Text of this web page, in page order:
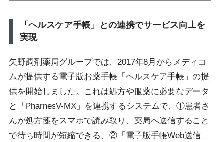
「ヘルスケア手帳」との連携でサービス向上を
実現
矢野調剤薬局グループでは、2017年8月からメディコ
ムが提供する電子版お薬手帳「ヘルスケア手帳」の提
供を開始しました。これは処方や服薬に必要なデータ
と「PharnesV-MX」を連携するシステムで、①患者さ
んが処方箋をスマホで読み取り、薬局へ送信すること
で待ち時間が短縮できる、②「電子版手帳Web送信」